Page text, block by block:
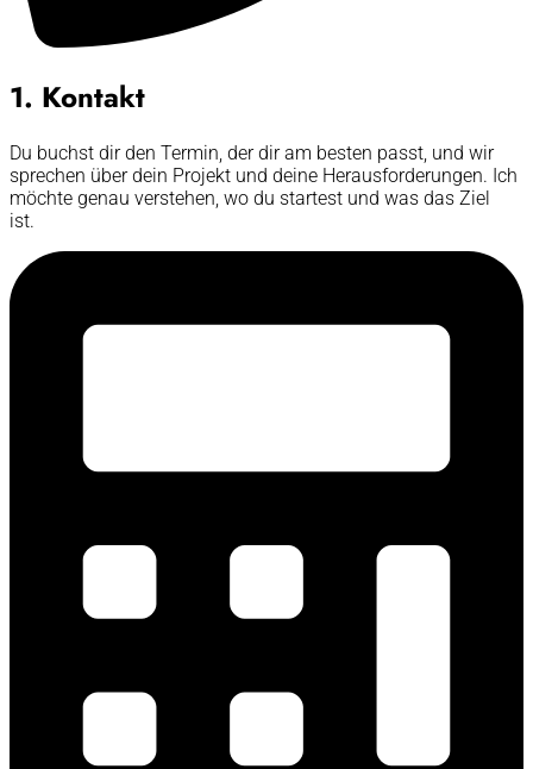
1. Kontakt
Du buchst dir den Termin, der dir am besten passt, und wir
sprechen über dein Projekt und deine Herausforderungen. Ich
möchte genau verstehen, wo du startest und was das Ziel
ist.